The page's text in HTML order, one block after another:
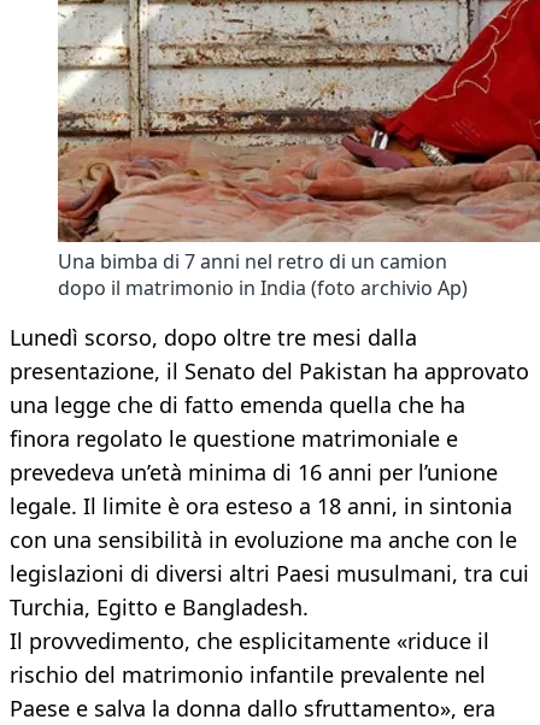
Una bimba di 7 anni nel retro di un camion
dopo il matrimonio in India (foto archivio Ap)
Lunedì scorso, dopo oltre tre mesi dalla
presentazione, il Senato del Pakistan ha approvato
una legge che di fatto emenda quella che ha
finora regolato le questione matrimoniale e
prevedeva un’età minima di 16 anni per l’unione
legale. Il limite è ora esteso a 18 anni, in sintonia
con una sensibilità in evoluzione ma anche con le
legislazioni di diversi altri Paesi musulmani, tra cui
Turchia, Egitto e Bangladesh.
Il provvedimento, che esplicitamente «riduce il
rischio del matrimonio infantile prevalente nel
Paese e salva la donna dallo sfruttamento», era